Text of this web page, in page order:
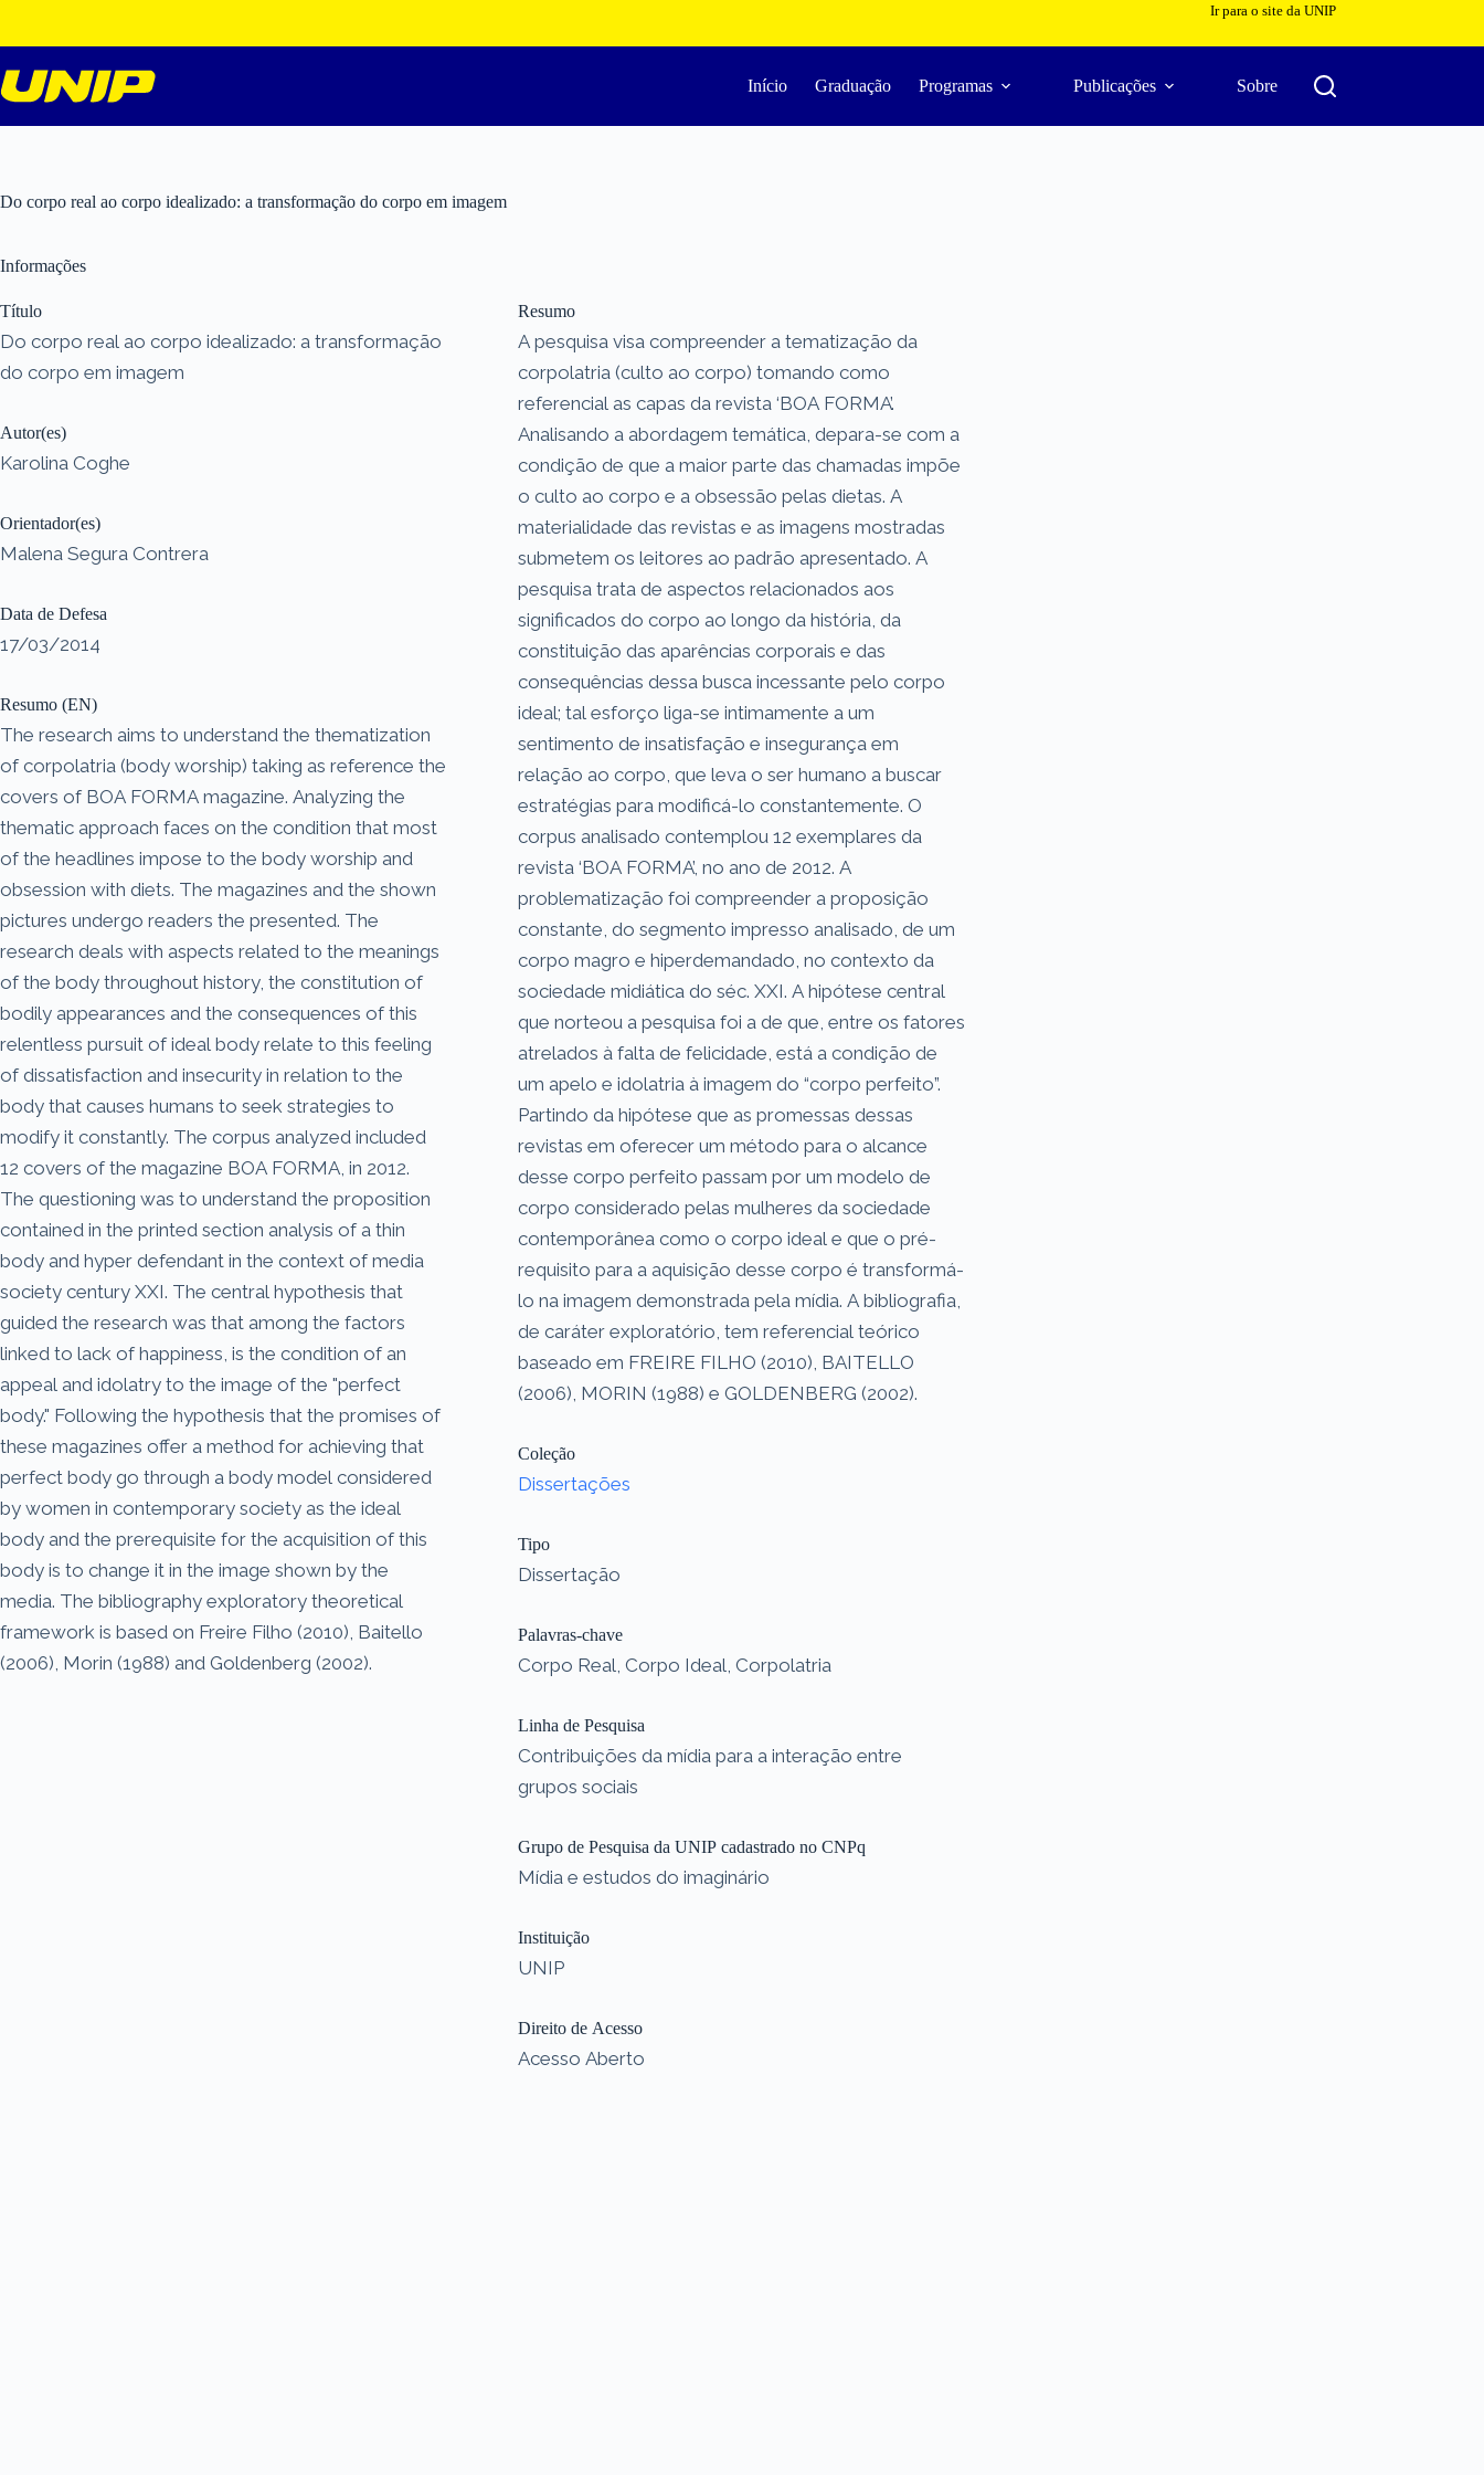
o
conteúdo
Ir para o site da UNIP
Início Graduação Programas Publicações Sobre
Do corpo real ao corpo idealizado: a transformação do corpo em imagem
Informações
Título
Do corpo real ao corpo idealizado: a transformação
do corpo em imagem
Autor(es)
Karolina Coghe
Orientador(es)
Malena Segura Contrera
Data de Defesa
17/03/2014
Resumo (EN)
The research aims to understand the thematization
of corpolatria (body worship) taking as reference the
covers of BOA FORMA magazine. Analyzing the
thematic approach faces on the condition that most
of the headlines impose to the body worship and
obsession with diets. The magazines and the shown
pictures undergo readers the presented. The
research deals with aspects related to the meanings
of the body throughout history, the constitution of
bodily appearances and the consequences of this
relentless pursuit of ideal body relate to this feeling
of dissatisfaction and insecurity in relation to the
body that causes humans to seek strategies to
modify it constantly. The corpus analyzed included
12 covers of the magazine BOA FORMA, in 2012.
The questioning was to understand the proposition
contained in the printed section analysis of a thin
body and hyper defendant in the context of media
society century XXI. The central hypothesis that
guided the research was that among the factors
linked to lack of happiness, is the condition of an
appeal and idolatry to the image of the "perfect
body." Following the hypothesis that the promises of
these magazines offer a method for achieving that
perfect body go through a body model considered
by women in contemporary society as the ideal
body and the prerequisite for the acquisition of this
body is to change it in the image shown by the
media. The bibliography exploratory theoretical
framework is based on Freire Filho (2010), Baitello
(2006), Morin (1988) and Goldenberg (2002).
Resumo
A pesquisa visa compreender a tematização da
corpolatria (culto ao corpo) tomando como
referencial as capas da revista ‘BOA FORMA’.
Analisando a abordagem temática, depara-se com a
condição de que a maior parte das chamadas impõe
o culto ao corpo e a obsessão pelas dietas. A
materialidade das revistas e as imagens mostradas
submetem os leitores ao padrão apresentado. A
pesquisa trata de aspectos relacionados aos
significados do corpo ao longo da história, da
constituição das aparências corporais e das
consequências dessa busca incessante pelo corpo
ideal; tal esforço liga-se intimamente a um
sentimento de insatisfação e insegurança em
relação ao corpo, que leva o ser humano a buscar
estratégias para modificá-lo constantemente. O
corpus analisado contemplou 12 exemplares da
revista ‘BOA FORMA’, no ano de 2012. A
problematização foi compreender a proposição
constante, do segmento impresso analisado, de um
corpo magro e hiperdemandado, no contexto da
sociedade midiática do séc. XXI. A hipótese central
que norteou a pesquisa foi a de que, entre os fatores
atrelados à falta de felicidade, está a condição de
um apelo e idolatria à imagem do “corpo perfeito”.
Partindo da hipótese que as promessas dessas
revistas em oferecer um método para o alcance
desse corpo perfeito passam por um modelo de
corpo considerado pelas mulheres da sociedade
contemporânea como o corpo ideal e que o pré-
requisito para a aquisição desse corpo é transformá-
lo na imagem demonstrada pela mídia. A bibliografia,
de caráter exploratório, tem referencial teórico
baseado em FREIRE FILHO (2010), BAITELLO
(2006), MORIN (1988) e GOLDENBERG (2002).
Coleção
Dissertações
Tipo
Dissertação
Palavras-chave
Corpo Real, Corpo Ideal, Corpolatria
Linha de Pesquisa
Contribuições da mídia para a interação entre
grupos sociais
Grupo de Pesquisa da UNIP cadastrado no CNPq
Mídia e estudos do imaginário
Instituição
UNIP
Direito de Acesso
Acesso Aberto